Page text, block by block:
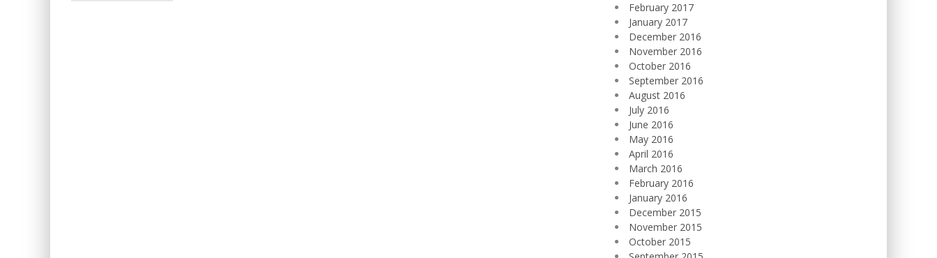
February 2017
January 2017
December 2016
November 2016
October 2016
September 2016
August 2016
July 2016
June 2016
May 2016
April 2016
March 2016
February 2016
January 2016
December 2015
November 2015
October 2015